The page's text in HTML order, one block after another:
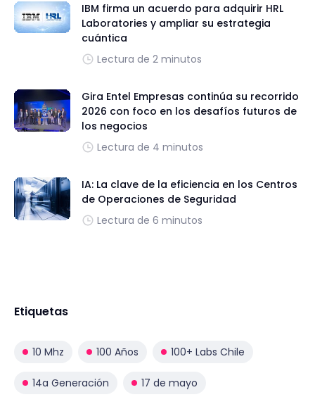
IBM firma un acuerdo para adquirir HRL
Laboratories y ampliar su estrategia
cuántica
Lectura de 2 minutos
Gira Entel Empresas continúa su recorrido
2026 con foco en los desafíos futuros de
los negocios
Lectura de 4 minutos
IA: La clave de la eficiencia en los Centros
de Operaciones de Seguridad
Lectura de 6 minutos
Etiquetas
10 Mhz 100 Años 100+ Labs Chile
14a Generación 17 de mayo